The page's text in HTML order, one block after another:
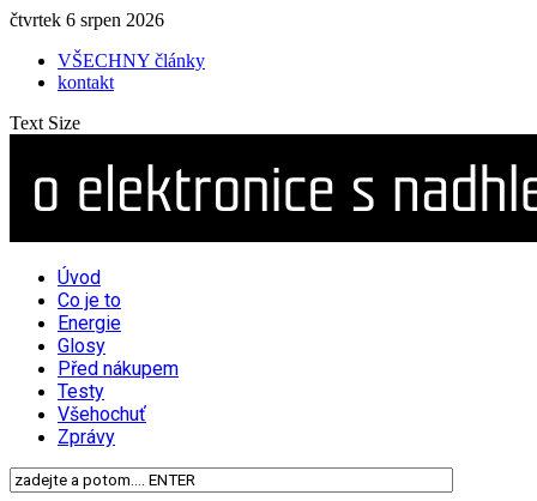
čtvrtek 6 srpen 2026
VŠECHNY články
kontakt
Text Size
Úvod
Co je to
Energie
Glosy
Před nákupem
Testy
Všehochuť
Zprávy